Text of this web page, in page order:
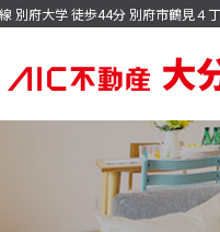
別府大学 徒歩44分 別府市鶴見